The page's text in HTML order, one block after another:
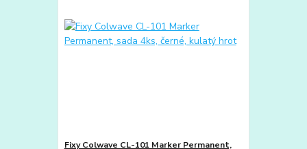
Fixy Colwave CL-101 Marker Permanent,